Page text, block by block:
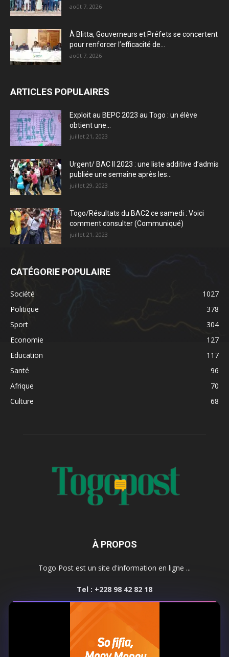
août 7, 2026
À Blitta, Gouverneurs et Préfets se concertent
pour renforcer l’efficacité de...
août 7, 2026
ARTICLES POPULAIRES
Exploit au BEPC 2023 au Togo : un élève
obtient une...
juillet 21, 2023
Urgent/ BAC II 2023 : une liste additive d’admis
publiée une semaine après les...
juillet 29, 2023
Togo/Résultats du BAC2 ce samedi : Voici
comment consulter (Communiqué)
juillet 21, 2023
CATÉGORIE POPULAIRE
Société
1027
Politique
378
Sport
304
Economie
127
Education
117
Santé
96
Afrique
70
Culture
68
À PROPOS
Togo Post est un site d'information en ligne ...
Tel : +228 98 42 82 18
SUIVEZ NOUS